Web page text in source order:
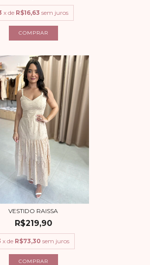
x de R$16,63 sem juros
COMPRAR
VESTIDO RAISSA
R$219,90
x de R$73,30 sem juros
COMPRAR